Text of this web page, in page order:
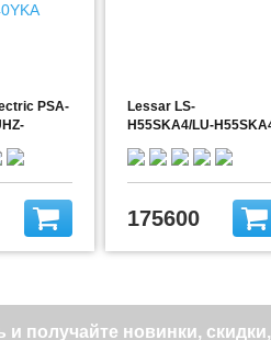
PSA-
Lessar LS-
H55SKA4/LU-
175600
и получайте новинки,